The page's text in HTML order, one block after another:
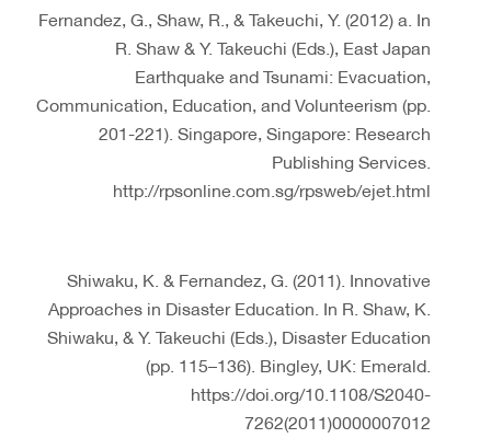
Fernandez, G., Shaw, R., & Takeuchi, Y. (2012) a. In
R. Shaw & Y. Takeuchi (Eds.), East Japan
Earthquake and Tsunami: Evacuation,
Communication, Education, and Volunteerism (pp.
201-221). Singapore, Singapore: Research
Publishing Services.
http://rpsonline.com.sg/rpsweb/ejet.html
Shiwaku, K. & Fernandez, G. (2011). Innovative
Approaches in Disaster Education. In R. Shaw, K.
Shiwaku, & Y. Takeuchi (Eds.), Disaster Education
(pp. 115–136). Bingley, UK: Emerald.
https://doi.org/10.1108/S2040-
7262(2011)0000007012